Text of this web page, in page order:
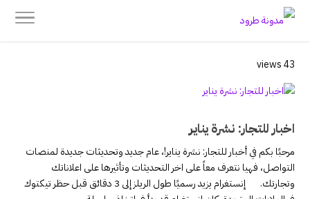
43 views
اخبار للتجار: نشرة يناير
مرحبًا بكم في أخبار للتجار: نشرة يناير!، عام جديد وتحديثات جديدة لمنصات
التواصل، فهيا نتعرف معاً على اخر التحديثات وتأثيرها على اعلاناتك
وتجارتك. إنستغرام يزيد رسميًا طول الريلز إلى 3 دقائق قبل حظر تيكتوك